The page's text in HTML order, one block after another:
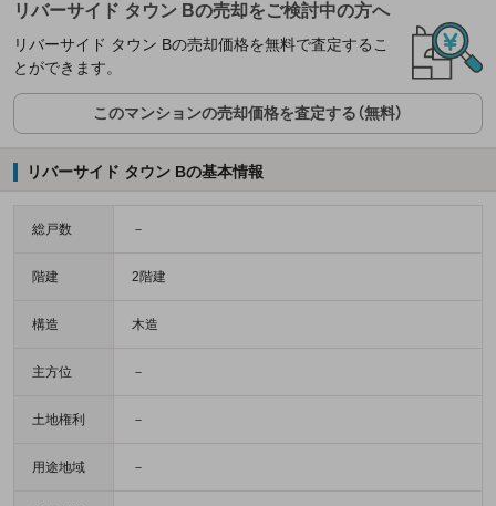
リバーサイド タウン Bの売却をご検討中の方へ
リバーサイド タウン Bの売却価格を無料で査定するこ
とができます。
このマンションの売却価格を査定する（無料）
リバーサイド タウン Bの基本情報
総戸数 －
階建 2階建
構造 木造
主方位 －
土地権利 －
用途地域 －